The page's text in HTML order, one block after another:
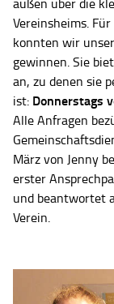
außen über die
Vereinsheims.
konnten wir
gewinnen. Sie
an, zu denen sie
ist: Donnerstags
Alle Anfragen
März von Jenny
erster
und beantwortet
Verein.